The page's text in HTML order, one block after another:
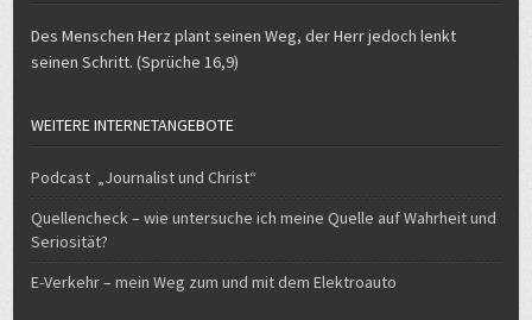
Des Menschen Herz plant seinen Weg, der Herr jedoch lenkt
seinen Schritt. (Sprüche 16,9)
WEITERE INTERNETANGEBOTE
Podcast „Journalist und Christ“
Quellencheck – wie untersuche ich meine Quelle auf Wahrheit und
Seriosität?
E-Verkehr – mein Weg zum und mit dem Elektroauto